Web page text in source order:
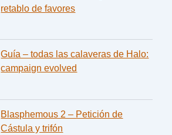
retablo de favores
Guía – todas las calaveras de Halo:
campaign evolved
Blasphemous 2 – Petición de
Cástula y trifón